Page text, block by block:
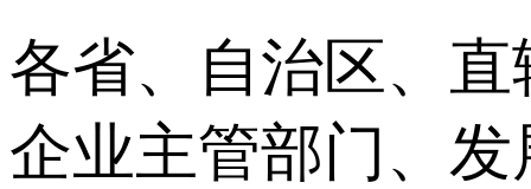
各省、自治区、
企业主管部门、